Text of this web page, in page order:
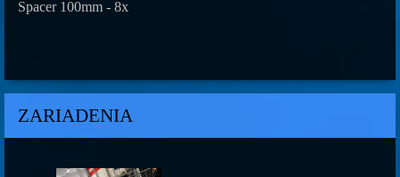
Spacer 100mm - 8x
ZARIADENIA